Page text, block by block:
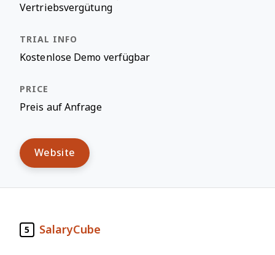
Vertriebsvergütung
Kostenlose Demo verfügbar
Preis auf Anfrage
Website
5 SalaryCube